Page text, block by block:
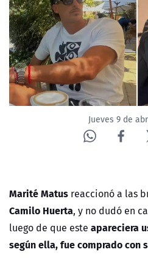
ACTUALIDAD Y TENDENCIAS
CORPORATIVO Y
CANAL DE DENUNCIAS
ÁREA DE PROYECTOS
Jueves 9 de
Marité Matus reaccionó a las
Camilo Huerta, y no dudó en
luego de que este apareciera
según ella, fue comprado con